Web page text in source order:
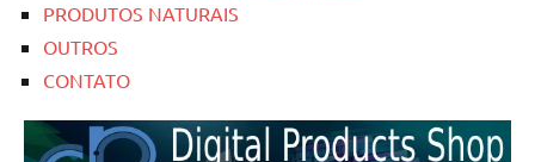
PRODUTOS NATURAIS
OUTROS
CONTATO